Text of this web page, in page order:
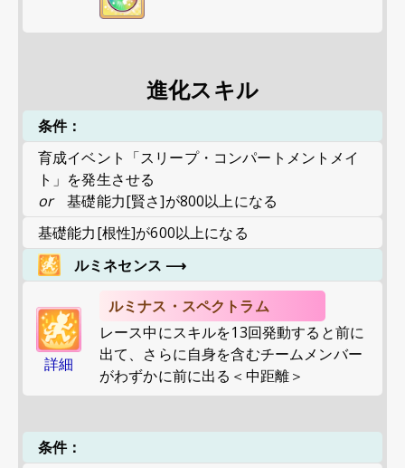
進化スキル
条件：
育成イベント「スリープ・コンパートメントメイ
ト」を発生させる
or
基礎能力[賢さ]が800以上になる
基礎能力[根性]が600以上になる
ルミネセンス ⟶
詳細
ルミナス・スペクトラム
レース中にスキルを13回発動すると前に
出て、さらに自身を含むチームメンバー
がわずかに前に出る＜中距離＞
条件：